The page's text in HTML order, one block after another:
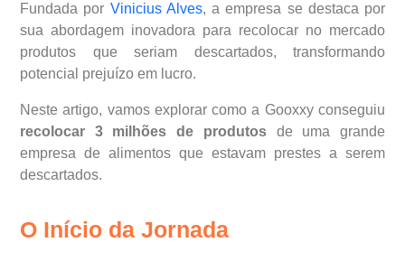
Fundada por Vinicius Alves, a empresa se destaca por
sua abordagem inovadora para recolocar no mercado
produtos que seriam descartados, transformando
potencial prejuízo em lucro.
Neste artigo, vamos explorar como a Gooxxy conseguiu
recolocar 3 milhões de produtosde uma grande
empresa de alimentos que estavam prestes a serem
descartados.
O Início da Jornada